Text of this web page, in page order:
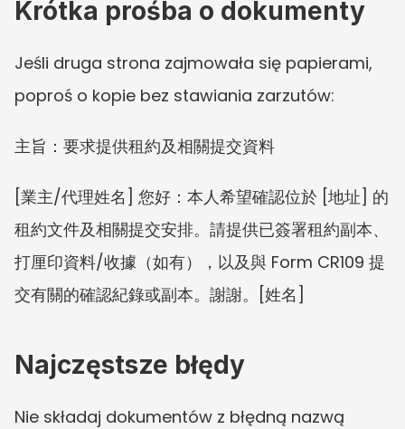
Krótka prośba o dokumenty
Jeśli druga strona zajmowała się papierami,
poproś o kopie bez stawiania zarzutów:
主旨：要求提供租約及相關提交資料
[業主/代理姓名] 您好：本人希望確認位於 [地址] 的
租約文件及相關提交安排。請提供已簽署租約副本、
打厘印資料/收據（如有），以及與 Form CR109 提
交有關的確認紀錄或副本。謝謝。[姓名]
Najczęstsze błędy
Nie składaj dokumentów z błędną nazwą